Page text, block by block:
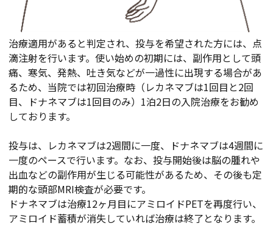
治療適用があると判定され、投与を希望された方には、点
滴注射を行います。使い始めの初期には、副作用として頭
痛、寒気、発熱、吐き気などが一過性に出現する場合があ
るため、当院では初回治療時（レカネマブは1回目と2回
目、ドナネマブは1回目のみ）1泊2日の入院治療をお勧め
しております。
投与は、レカネマブは2週間に一度、ドナネマブは4週間に
一度のペースで行います。なお、投与開始後は脳の腫れや
出血などの副作用が生じる可能性があるため、その後も定
期的な頭部MRI検査が必要です。
ドナネマブは治療12ヶ月目にアミロイドPETを再度行い、
アミロイド蓄積が消失していれば治療は終了となります。